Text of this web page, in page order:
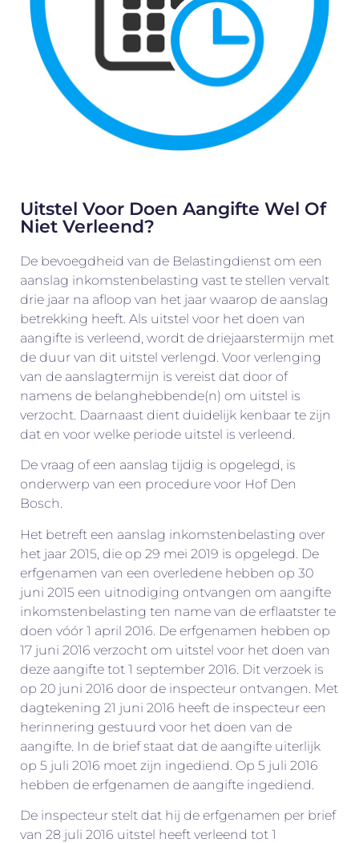
Uitstel Voor Doen Aangifte Wel Of
Niet Verleend?
De bevoegdheid van de Belastingdienst om een
aanslag inkomstenbelasting vast te stellen vervalt
drie jaar na afloop van het jaar waarop de aanslag
betrekking heeft. Als uitstel voor het doen van
aangifte is verleend, wordt de driejaarstermijn met
de duur van dit uitstel verlengd. Voor verlenging
van de aanslagtermijn is vereist dat door of
namens de belanghebbende(n) om uitstel is
verzocht. Daarnaast dient duidelijk kenbaar te zijn
dat en voor welke periode uitstel is verleend.
De vraag of een aanslag tijdig is opgelegd, is
onderwerp van een procedure voor Hof Den
Bosch.
Het betreft een aanslag inkomstenbelasting over
het jaar 2015, die op 29 mei 2019 is opgelegd. De
erfgenamen van een overledene hebben op 30
juni 2015 een uitnodiging ontvangen om aangifte
inkomstenbelasting ten name van de erflaatster te
doen vóór 1 april 2016. De erfgenamen hebben op
17 juni 2016 verzocht om uitstel voor het doen van
deze aangifte tot 1 september 2016. Dit verzoek is
op 20 juni 2016 door de inspecteur ontvangen. Met
dagtekening 21 juni 2016 heeft de inspecteur een
herinnering gestuurd voor het doen van de
aangifte. In de brief staat dat de aangifte uiterlijk
op 5 juli 2016 moet zijn ingediend. Op 5 juli 2016
hebben de erfgenamen de aangifte ingediend.
De inspecteur stelt dat hij de erfgenamen per brief
van 28 juli 2016 uitstel heeft verleend tot 1